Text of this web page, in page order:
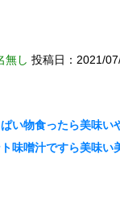
無し 投稿日：2021/
い物食ったら美味い
味噌汁ですら美味い